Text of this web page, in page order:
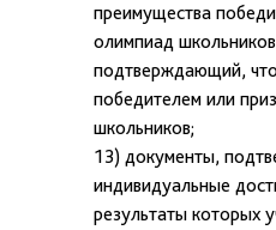
преимущества
олимпиад
подтверждающий,
победителем или
школьников;
13) документы,
индивидуальные
результаты которых